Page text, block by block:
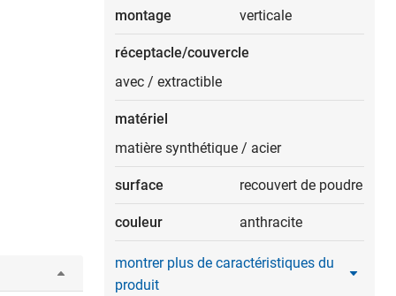
montage verticale
réceptacle/couvercle
avec / extractible
matériel
matière synthétique / acier
surface recouvert de poudre
couleur anthracite
montrer plus de caractéristiques du
produit